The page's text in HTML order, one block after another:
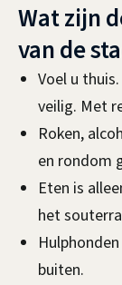
Wat zijn
van de
Voel u
veilig. Met
Roken,
en rondom
Eten is
het
buiten.